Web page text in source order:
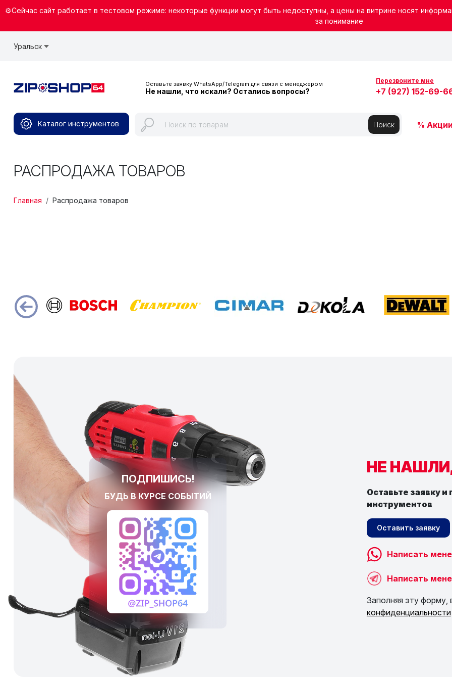
⚙️Сейчас сайт работает в тестовом режиме: некоторые функции могут быть недоступны, а цены на витрине носят
за понимание
Уральск
Оставьте заявку WhatsApp/Telegram для связи с менеджером
Не нашли, что искали? Остались вопросы?
Перезвоните мне
+7 (927) 152-69-
Каталог инструментов Поиск %
РАСПРОДАЖА ТОВАРОВ
СТРОКА НАВИГАЦИИ
Главная Распродажа товаров
ПОДПИШИСЬ!
БУДЬ В КУРСЕ СОБЫТИЙ
НЕ
Оставьте заявку
инструментов
Оставить заявку
Написать
Написать
Заполняя эту форму,
конфиденциальности